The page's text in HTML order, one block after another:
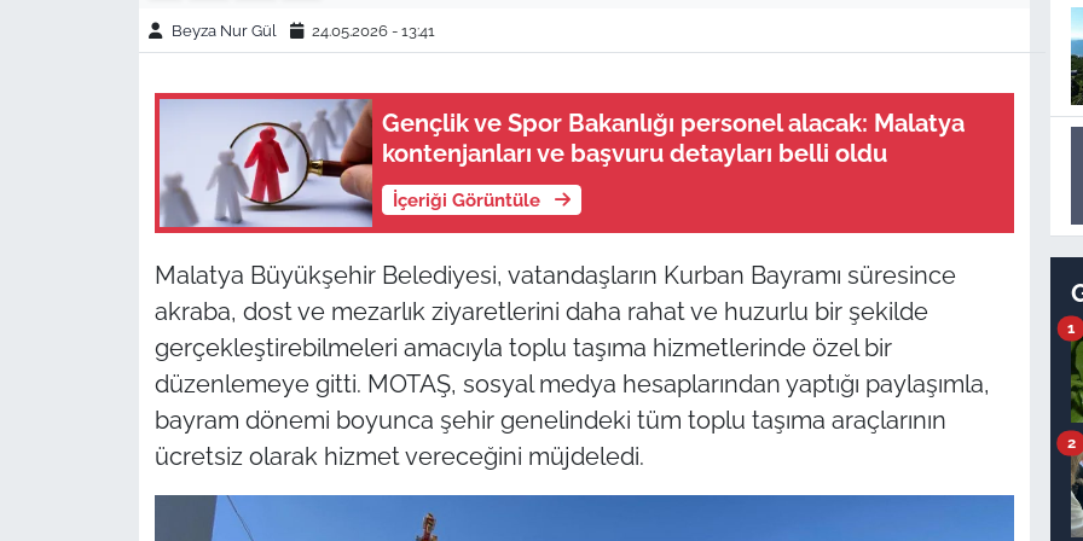
Beyza Nur Gül 24.05.2026 - 13:41
Gençlik ve Spor Bakanlığı personel alacak: Malatya
kontenjanları ve başvuru detayları belli oldu
İçeriği Görüntüle
Malatya Büyükşehir Belediyesi, vatandaşların Kurban Bayramı süresince
akraba, dost ve mezarlık ziyaretlerini daha rahat ve huzurlu bir şekilde
gerçekleştirebilmeleri amacıyla toplu taşıma hizmetlerinde özel bir
düzenlemeye gitti. MOTAŞ, sosyal medya hesaplarından yaptığı paylaşımla,
bayram dönemi boyunca şehir genelindeki tüm toplu taşıma araçlarının
ücretsiz olarak hizmet vereceğini müjdeledi.
1
2